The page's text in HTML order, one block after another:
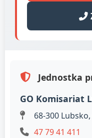
Jednostka
GO Komisariat
68-300
47 79 41 411